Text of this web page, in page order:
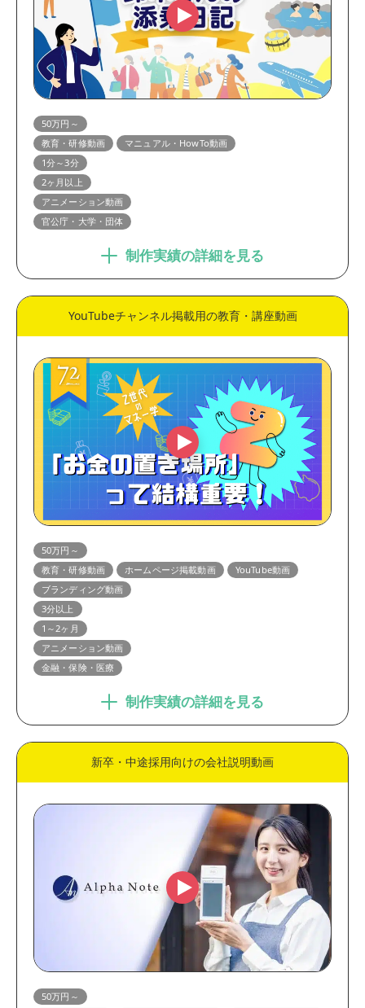
50万円～
教育・研修動画
マニュアル・HowTo動画
1分～3分
2ヶ月以上
アニメーション動画
官公庁・大学・団体
制作実績の詳細を見る
YouTubeチャンネル掲載用の教育・講座動画
50万円～
教育・研修動画
ホームページ掲載動画
YouTube動画
ブランディング動画
3分以上
1～2ヶ月
アニメーション動画
金融・保険・医療
制作実績の詳細を見る
新卒・中途採用向けの会社説明動画
50万円～